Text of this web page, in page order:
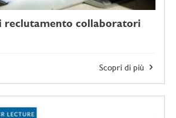
reclutamento collaboratori
Scopri di più